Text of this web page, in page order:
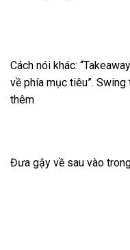
Cách nói khác:
về phía mục tiêu”.
thêm
Đưa gậy về sau vào